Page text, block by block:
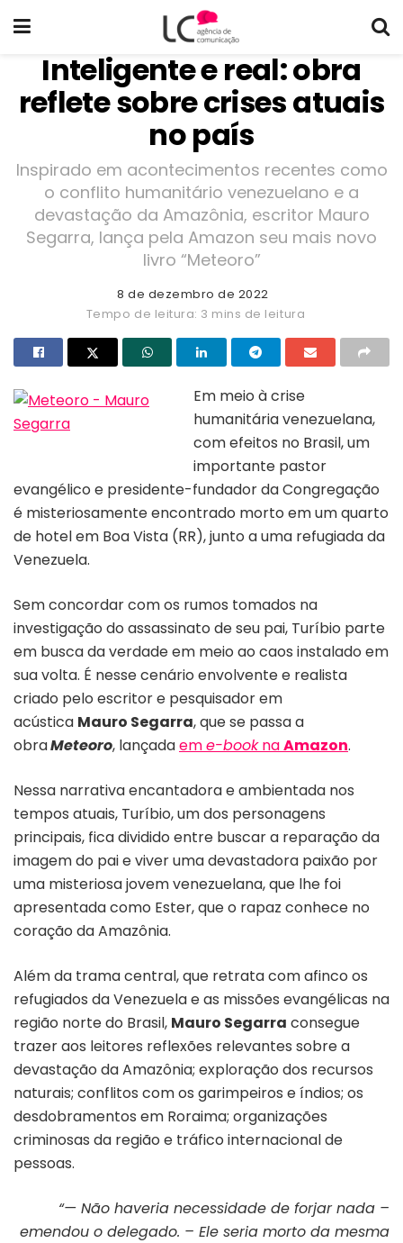
Inteligente e real: obra
reflete sobre crises atuais
no país
Inspirado em acontecimentos recentes como
o conflito humanitário venezuelano e a
devastação da Amazônia, escritor Mauro
Segarra, lança pela Amazon seu mais novo
livro “Meteoro”
8 de dezembro de 2022
Tempo de leitura: 3 mins de leitura
Em meio à crise
humanitária venezuelana,
com efeitos no Brasil, um
importante pastor
evangélico e presidente-fundador da Congregação
é misteriosamente encontrado morto em um quarto
de hotel em Boa Vista (RR), junto a uma refugiada da
Venezuela.
Sem concordar com os rumos tomados na
investigação do assassinato de seu pai, Turíbio parte
em busca da verdade em meio ao caos instalado em
sua volta. É nesse cenário envolvente e realista
criado pelo escritor e pesquisador em
acústica Mauro Segarra, que se passa a
obraMeteoro, lançadaeme-booknaAmazon.
Nessa narrativa encantadora e ambientada nos
tempos atuais, Turíbio, um dos personagens
principais, fica dividido entre buscar a reparação da
imagem do pai e viver uma devastadora paixão por
uma misteriosa jovem venezuelana, que lhe foi
apresentada como Ester, que o rapaz conhece no
coração da Amazônia.
Além da trama central, que retrata com afinco os
refugiados da Venezuela e as missões evangélicas na
região norte do Brasil, Mauro Segarra consegue
trazer aos leitores reflexões relevantes sobre a
devastação da Amazônia; exploração dos recursos
naturais; conflitos com os garimpeiros e índios; os
desdobramentos em Roraima; organizações
criminosas da região e tráfico internacional de
pessoas.
“— Não haveria necessidade de forjar nada –
emendou o delegado. – Ele seria morto da mesma